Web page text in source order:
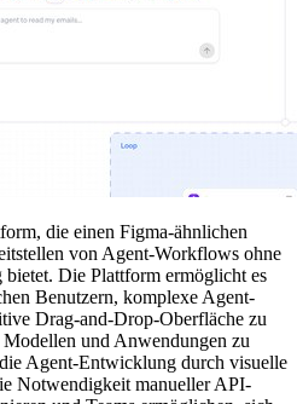
die einen Figma-ähnlichen
von Agent-Workflows ohne
Die Plattform ermöglicht es
Benutzern, komplexe Agent-
Drag-and-Drop-Oberfläche zu
und Anwendungen zu
Agent-Entwicklung durch visuelle
Notwendigkeit manueller API-